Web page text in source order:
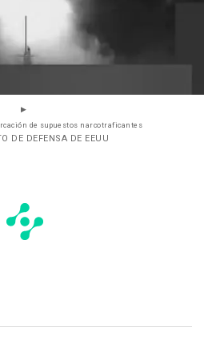
de supuestos narcotraficantes
DE DEFENSA DE EEUU